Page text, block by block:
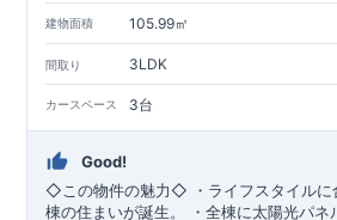
建物面積 105.99㎡
間取り 3LDK
カースペース 3台
Good!
◇この物件の魅力◇ ・ライフスタイル
棟の住まいが誕生。 ・全棟に太陽光パネ